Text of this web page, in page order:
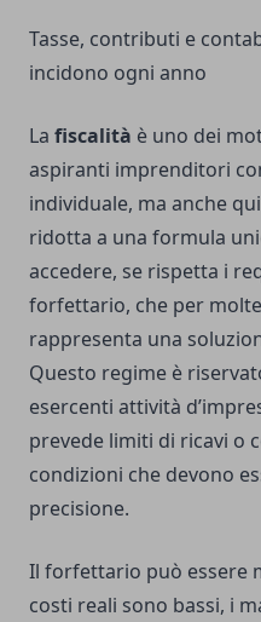
Tasse, contributi e
incidono ogni anno
La fiscalità è uno dei
aspiranti imprenditori
individuale, ma anche
ridotta a una formula
accedere, se rispetta i
forfettario, che per
rappresenta una
Questo regime è
esercenti attività
prevede limiti di ricavi o
condizioni che devono
precisione.
Il forfettario può essere
costi reali sono bassi, i